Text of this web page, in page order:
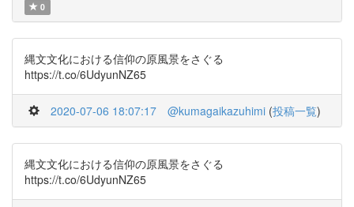
0
縄文文化における信仰の原風景をさぐる
https://t.co/6UdyunNZ65
2020-07-06 18:07:17 @kumagaikazuhimi (投稿一覧)
縄文文化における信仰の原風景をさぐる
https://t.co/6UdyunNZ65